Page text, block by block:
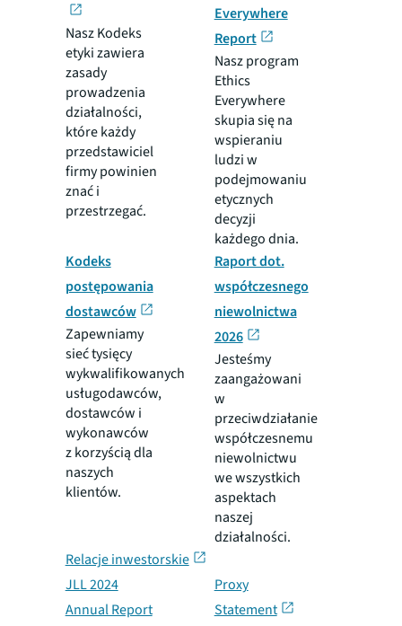
Nasz Kodeks
etyki zawiera
zasady
prowadzenia
działalności,
które każdy
przedstawiciel
firmy powinien
znać i
przestrzegać.
Everywhere
Report
Nasz program
Ethics
Everywhere
skupia się na
wspieraniu
ludzi w
podejmowaniu
etycznych
decyzji
każdego dnia.
Kodeks
postępowania
dostawców
Zapewniamy
sieć tysięcy
wykwalifikowanych
usługodawców,
dostawców i
wykonawców
z korzyścią dla
naszych
klientów.
Raport dot.
współczesnego
niewolnictwa
2026
Jesteśmy
zaangażowani
w
przeciwdziałanie
współczesnemu
niewolnictwu
we wszystkich
aspektach
naszej
działalności.
Relacje inwestorskie
JLL 2024
Annual Report
Proxy
Statement